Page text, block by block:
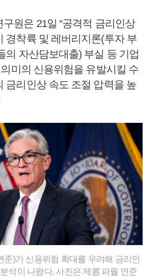
원은 21일 “공격적 금리인상
경착륙 및 레버리지론(투자 부
의 자산담보대출) 부실 등 기업
미의 신용위험을 유발시킬 수
금리인상 속도 조절 압력을 높
준)가 신용위험 확대를 우려해 금리인
석이 나왔다. 사진은 제롬 파월 연준